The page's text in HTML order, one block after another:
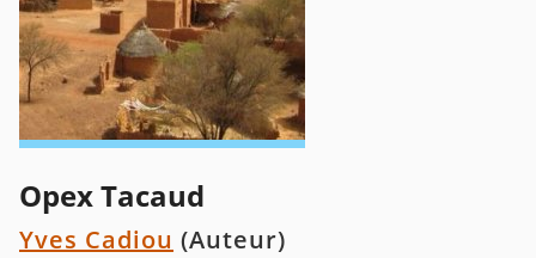
Opex Tacaud
Yves Cadiou (Auteur)